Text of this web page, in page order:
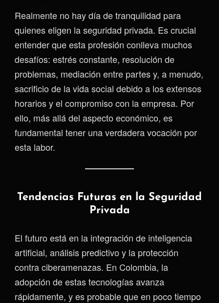
Realmente no hay día de tranquilidad para
quienes eligen la seguridad privada. Es crucial
entender que esta profesión conlleva muchos
desafíos: estrés constante, resolución de
problemas, mediación entre partes y, a menudo,
sacrificio de la vida social debido a los extensos
horarios y el compromiso con la empresa. Por
ello, más allá del aspecto económico, es
fundamental tener una verdadera vocación por
esta labor.
Tendencias Futuras en la Seguridad
Privada
El futuro está en la integración de inteligencia
artificial, análisis predictivo y la protección
contra ciberamenazas. En Colombia, la
adopción de estas tecnologías avanza
rápidamente, y es probable que en poco tiempo